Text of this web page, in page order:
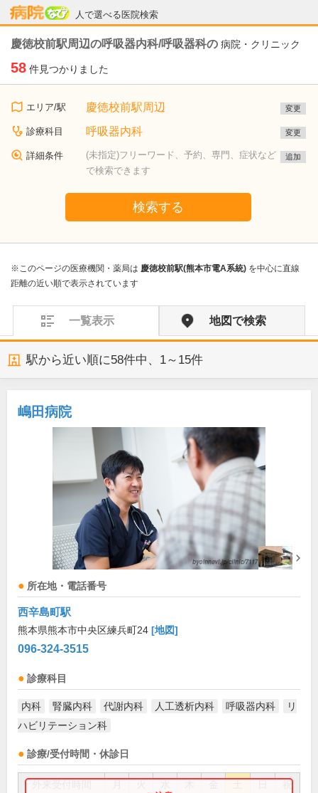
人で選べる医院検索
病院なび
慶徳校前駅周辺の呼吸器内科/呼吸器科の 病院・クリニック
58 件見つかりました
エリア/駅 慶徳校前駅周辺 変更
診療科目 呼吸器内科 変更
詳細条件
(未指定)フリーワード、予約、専門、症状など
で検索できます
追加
検索する
※このページの医療機関・薬局は 慶徳校前駅(熊本市電A系統) を中心に直線
距離の近い順で表示されています
一覧表示 地図で検索
駅から近い順に58件中、 1～15件
嶋田病院
所在地・電話番号
西辛島町駅
熊本県熊本市中央区練兵町24 [地図]
096-324-3515
診療科目
内科 腎臓内科 代謝内科 人工透析内科 呼吸器内科
リ
ハビリテーション科
診療/受付時間・休診日
祝